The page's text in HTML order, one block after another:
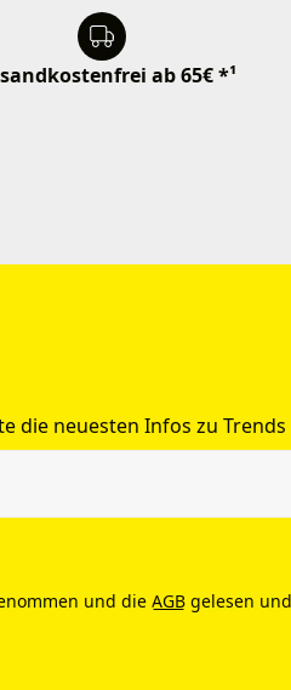
ab 65€ *¹
neuesten Infos zu
und die AGB gelesen